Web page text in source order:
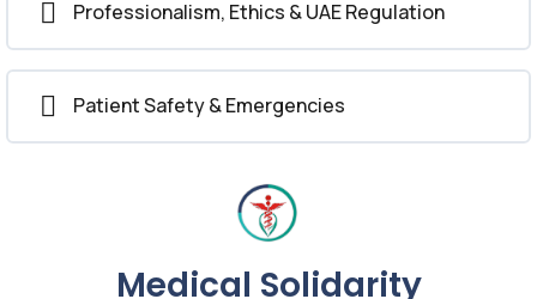
Professionalism, Ethics & UAE Regulation
Patient Safety & Emergencies
Medical Solidarity